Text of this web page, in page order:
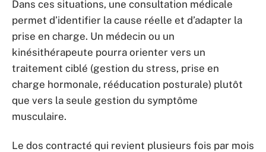
Dans ces situations, une consultation médicale
permet d’identifier la cause réelle et d’adapter la
prise en charge. Un médecin ou un
kinésithérapeute pourra orienter vers un
traitement ciblé (gestion du stress, prise en
charge hormonale, rééducation posturale) plutôt
que vers la seule gestion du symptôme
musculaire.
Le dos contracté qui revient plusieurs fois par mois